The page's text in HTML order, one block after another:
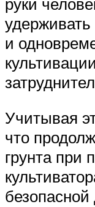
и
Учитывая
что
грунта при